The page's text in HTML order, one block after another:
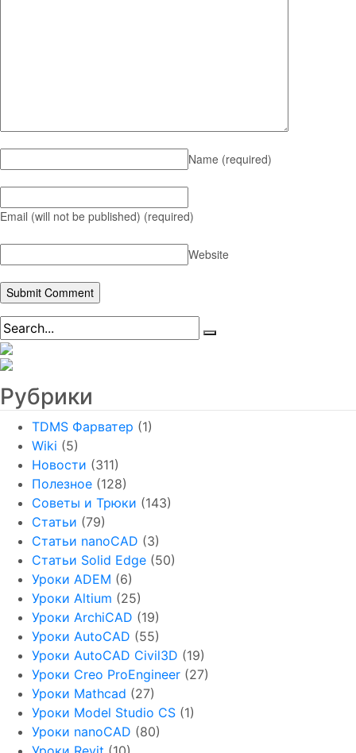
Name (required)
Email (will not be published) (required)
Website
Рубрики
TDMS Фарватер (1)
Wiki (5)
Новости (311)
Полезное (128)
Советы и Трюки (143)
Статьи (79)
Статьи nanoCAD (3)
Статьи Solid Edge (50)
Уроки ADEM (6)
Уроки Altium (25)
Уроки ArchiCAD (19)
Уроки AutoCAD (55)
Уроки AutoCAD Civil3D (19)
Уроки Creo ProEngineer (27)
Уроки Mathcad (27)
Уроки Model Studio CS (1)
Уроки nanoCAD (80)